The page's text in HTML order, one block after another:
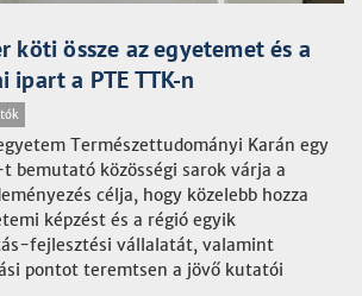
köti össze az egyetemet és a
a PTE TTK-n
Természettudományi Karán egy
bemutató közösségi sarok várja a
célja, hogy közelebb hozza
képzést és a régió egyik
fejlesztési vállalatát, valamint
pontot teremtsen a jövő kutatói